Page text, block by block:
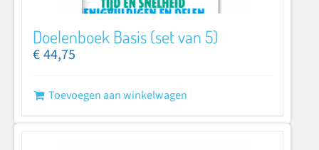
Doelenboek Basis (set van 5)
€44,75
Toevoegen aan winkelwagen